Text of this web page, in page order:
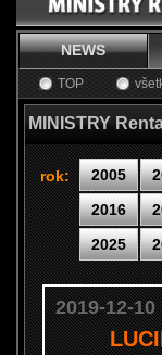
NEWS
TOP
MINISTRY
rok: 2005
2016
2025
2019-12-10